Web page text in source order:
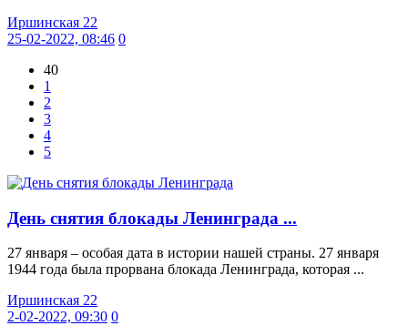
Иршинская 22
25-02-2022, 08:46 0
40
1
2
3
4
5
День снятия блокады Ленинграда ...
27 января – особая дата в истории нашей страны. 27 января
1944 года была прорвана блокада Ленинграда, которая ...
Иршинская 22
2-02-2022, 09:30 0